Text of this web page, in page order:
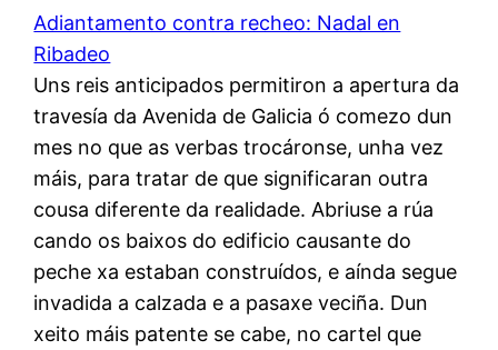
Adiantamento contra recheo: Nadal en
Ribadeo
Uns reis anticipados permitiron a apertura da
travesía da Avenida de Galicia ó comezo dun
mes no que as verbas trocáronse, unha vez
máis, para tratar de que significaran outra
cousa diferente da realidade. Abriuse a rúa
cando os baixos do edificio causante do
peche xa estaban construídos, e aínda segue
invadida a calzada e a pasaxe veciña. Dun
xeito máis patente se cabe, no cartel que